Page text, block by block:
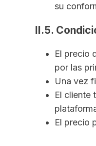
su
II.5.
El precio
por las
Una vez
El cliente
El precio